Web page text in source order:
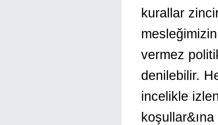
kurallar
vermez
denilebilir.
incelikle